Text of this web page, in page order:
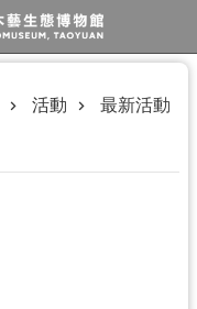
活動 最新活動